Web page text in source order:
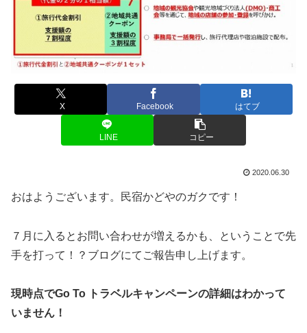
X Facebook はてブ
LINE コピー
2020.06.30
おはようございます。民宿かどやのガクです！
７月に入るとお問い合わせが増えるかも、ということで先
手を打って！？ブログにてご報告申し上げます。
現時点でGo To トラベルキャンペーンの詳細はわかって
いません！